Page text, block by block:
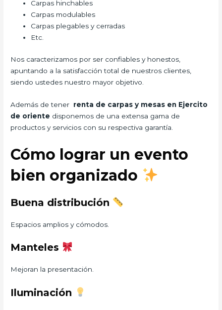
Carpas hinchables
Carpas modulables
Carpas plegables y cerradas
Etc.
Nos caracterizamos por ser confiables y honestos,
apuntando a la satisfacción total de nuestros clientes,
siendo ustedes nuestro mayor objetivo.
Además de tener renta de carpas y mesas en Ejercito
de oriente disponemos de una extensa gama de
productos y servicios con su respectiva garantía.
Cómo lograr un evento
bien organizado
Buena distribución
Espacios amplios y cómodos.
Manteles
Mejoran la presentación.
Iluminación